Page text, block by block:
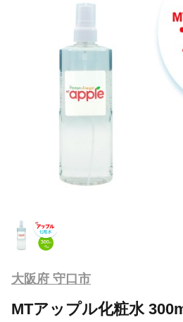
大阪府 守口市
MTアップル化粧水